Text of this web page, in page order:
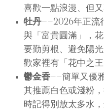
喜歡一點浪漫、但
牡丹——2026年正流
與「富貴圓滿」，
要勤剪根、避免陽
歡家裡有「花中之王
鬱金香——簡單又優
其推薦白色或淺粉
時記得別放太多水